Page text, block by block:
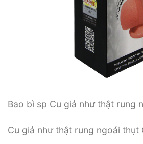
Bao bì sp Cu giả như thật rung
Cu giả như thật rung ngoái thụt